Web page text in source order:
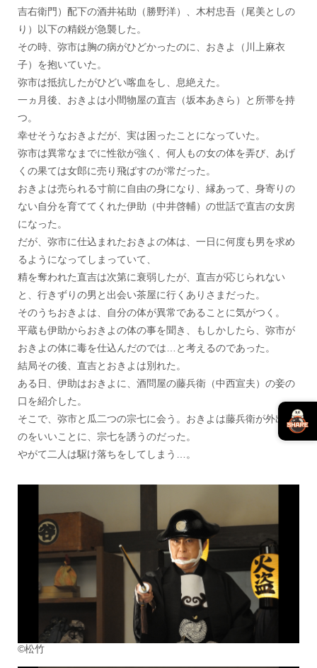
吉右衛門）配下の酒井祐助（勝野洋）、木村忠吾（尾美としの
り）以下の精鋭が急襲した。
その時、弥市は胸の病がひどかったのに、おきよ（川上麻衣
子）を抱いていた。
弥市は抵抗したがひどい喀血をし、息絶えた。
一ヵ月後、おきよは小間物屋の直吉（坂本あきら）と所帯を持
つ。
幸せそうなおきよだが、実は困ったことになっていた。
弥市は異常なまでに性欲が強く、何人もの女の体を弄び、あげ
くの果ては女郎に売り飛ばすのが常だった。
おきよは売られる寸前に自由の身になり、縁あって、身寄りの
ない自分を育ててくれた伊助（中井啓輔）の世話で直吉の女房
になった。
だが、弥市に仕込まれたおきよの体は、一日に何度も男を求め
るようになってしまっていて、
精を奪われた直吉は次第に衰弱したが、直吉が応じられない
と、行きずりの男と出会い茶屋に行くありさまだった。
そのうちおきよは、自分の体が異常であることに気がつく。
平蔵も伊助からおきよの体の事を聞き、もしかしたら、弥市が
おきよの体に毒を仕込んだのでは…と考えるのであった。
結局その後、直吉とおきよは別れた。
ある日、伊助はおきよに、酒問屋の藤兵衛（中西宣夫）の妾の
口を紹介した。
そこで、弥市と瓜二つの宗七に会う。おきよは藤兵衛が外出な
のをいいことに、宗七を誘うのだった。
やがて二人は駆け落ちをしてしまう…。
©松竹